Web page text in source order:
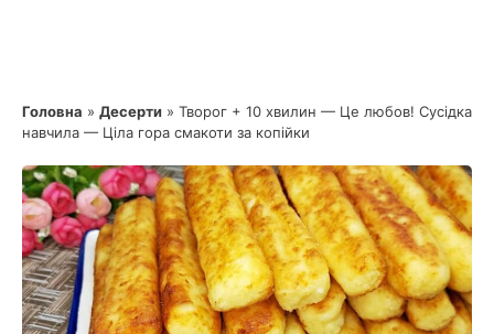
Головна » Десерти » Творог + 10 хвилин — Це любов! Сусідка
навчила — Ціла гора смакоти за копійки